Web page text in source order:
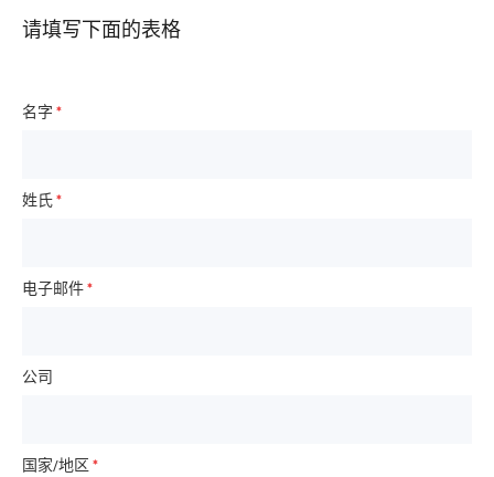
请填写下面的表格
名字 *
姓氏*
电子邮件*
公司
国家/地区 *